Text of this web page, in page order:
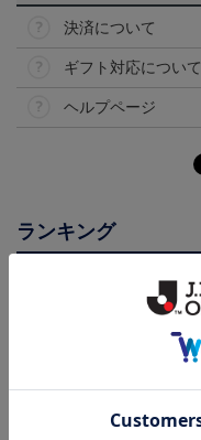
決済について
ギフト対応について
ヘルプページ
ランキング